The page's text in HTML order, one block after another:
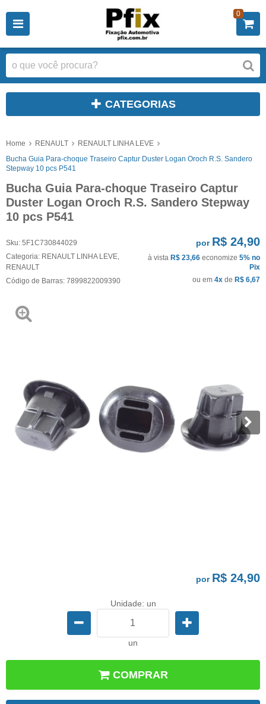
0
CATEGORIAS
Home RENAULT
RENAULT LINHA LEVE
Bucha Guia Para-choque Traseiro Captur Duster Logan Oroch R.S. Sandero
Stepway 10 pcs P541
Bucha Guia Para-choque Traseiro Captur
Duster Logan Oroch R.S. Sandero Stepway
10 pcs P541
Sku: 5F1C730844029
Categoria: RENAULT LINHA LEVE
RENAULT
Código de Barras: 7899822009390
por R$ 24,90
à vista R$ 23,66 economize 5% no
Pix
ou em 4x de R$ 6,67
por R$ 24,90
Unidade: un
un
COMPRAR